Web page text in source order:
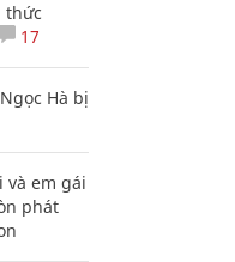
thức
17
Hà bị
và em gái
phát